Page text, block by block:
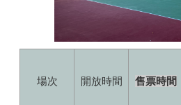
場次 開放時間 售票時間